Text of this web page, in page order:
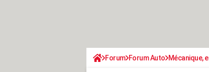
Forum Forum Auto Mécanique,